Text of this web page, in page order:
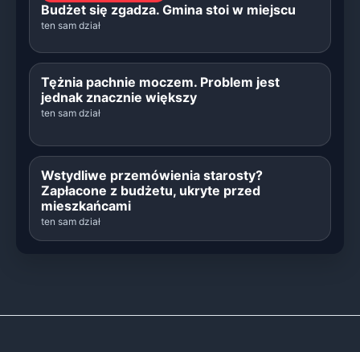
Budżet się zgadza. Gmina stoi w miejscu
ten sam dział
Tężnia pachnie moczem. Problem jest
jednak znacznie większy
ten sam dział
Wstydliwe przemówienia starosty?
Zapłacone z budżetu, ukryte przed
mieszkańcami
ten sam dział